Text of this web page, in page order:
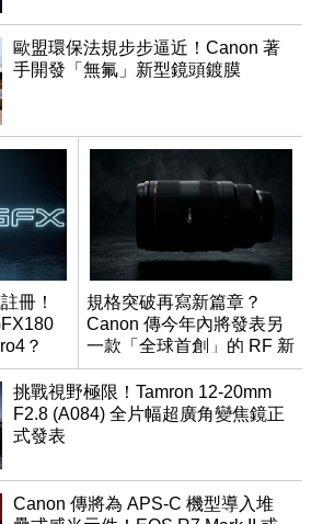
歐盟環保法規步步逼近！Canon 著
手開發「無氟」新型鏡頭鍍膜
冊！
？
規格突破再寫新篇章？
Canon 傳今年內將發表另
一款「全球首創」的 RF 新
鏡頭
挑戰視野極限！Tamron 12-20mm
F2.8 (A084) 全片幅超廣角變焦鏡正
式發表
Canon 傳將為 APS-C 機型導入堆